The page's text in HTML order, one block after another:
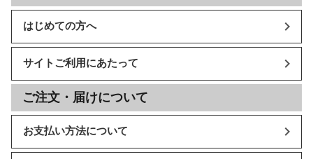
はじめての方へ
サイトご利用にあたって
ご注文・届けについて
お支払い方法について